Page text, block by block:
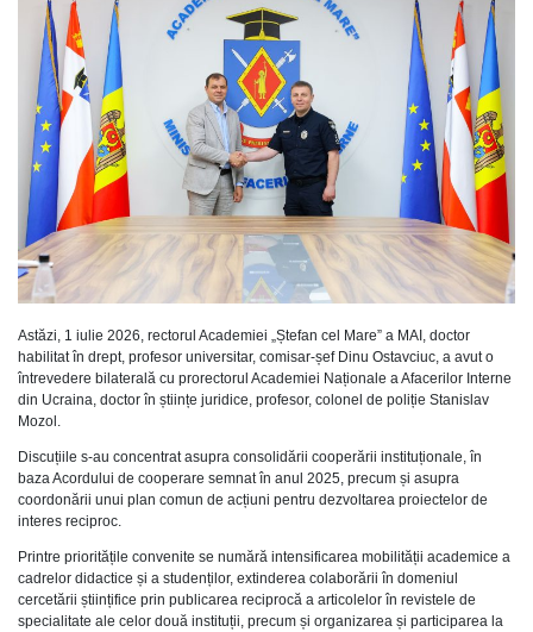
Astăzi, 1 iulie 2026, rectorul Academiei „Ștefan cel Mare” a MAI, doctor
habilitat în drept, profesor universitar, comisar-șef Dinu Ostavciuc, a avut o
întrevedere bilaterală cu prorectorul Academiei Naționale a Afacerilor Interne
din Ucraina, doctor în științe juridice, profesor, colonel de poliție Stanislav
Mozol.
Discuțiile s-au concentrat asupra consolidării cooperării instituționale, în
baza Acordului de cooperare semnat în anul 2025, precum și asupra
coordonării unui plan comun de acțiuni pentru dezvoltarea proiectelor de
interes reciproc.
Printre prioritățile convenite se numără intensificarea mobilității academice a
cadrelor didactice și a studenților, extinderea colaborării în domeniul
cercetării științifice prin publicarea reciprocă a articolelor în revistele de
specialitate ale celor două instituții, precum și organizarea și participarea la